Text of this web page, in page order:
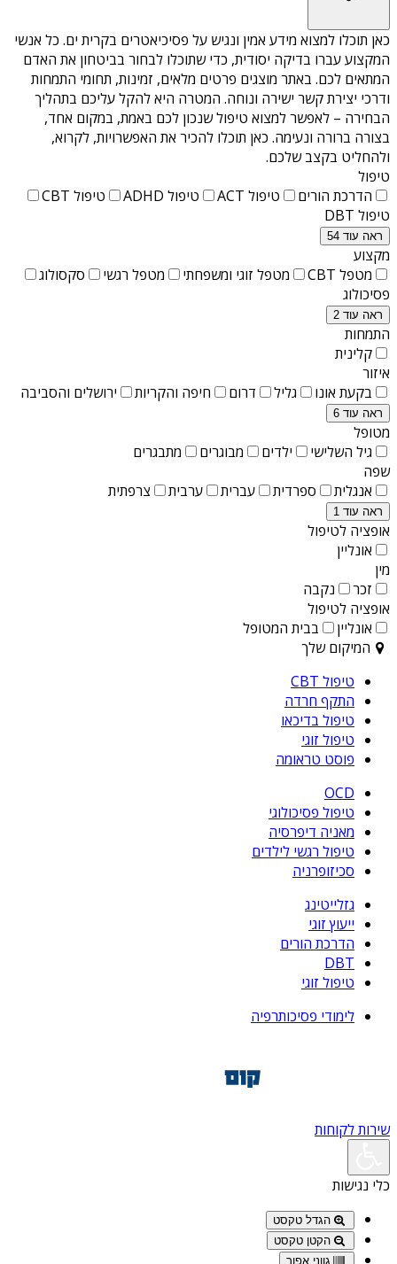
כאן תוכלו למצוא מידע אמין ונגיש על פסיכיאטרים בקרית ים. כל אנשי
המקצוע עברו בדיקה יסודית, כדי שתוכלו לבחור בביטחון את האדם
המתאים לכם. באתר מוצגים פרטים מלאים, זמינות, תחומי התמחות
ודרכי יצירת קשר ישירה ונוחה. המטרה היא להקל עליכם בתהליך
הבחירה – לאפשר למצוא טיפול שנכון לכם באמת, במקום אחד,
בצורה ברורה ונעימה. כאן תוכלו להכיר את האפשרויות, לקרוא,
ולהחליט בקצב שלכם.
טיפול
הדרכת הורים
טיפול ACT טיפול ADHD
טיפול CBT
טיפול DBT
ראה עוד 54
מקצוע
מטפל CBT
מטפל זוגי ומשפחתי מטפל רגשי
סקסולוג
פסיכולוג
ראה עוד 2
התמחות
קלינית
איזור
בקעת אונו
גליל דרום חיפה והקריות ירושלים והסביבה
ראה עוד 6
מטופל
גיל השלישי
ילדים מבוגרים
מתבגרים
שפה
אנגלית
ספרדית עברית ערבית צרפתית
ראה עוד 1
אופציה לטיפול
אונליין
מין
זכר
נקבה
אופציה לטיפול
אונליין
בבית המטופל
המיקום שלך
טיפול CBT
התקף חרדה
טיפול בדיכאו
טיפול זוגי
פוסט טראומה
OCD
טיפול פסיכולוגי
מאניה דיפרסיה
טיפול רגשי לילדים
סכיזופרניה
גזלייטינג
ייעוץ זוגי
הדרכת הורים
DBT
טיפול זוגי
לימודי פסיכותרפיה
שירות לקוחות
כלי נגישות
הגדל טקסט
הקטן טקסט
גווני אפור